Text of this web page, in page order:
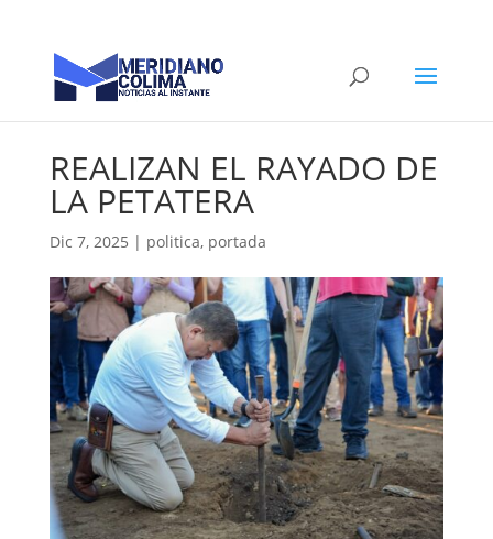
REALIZAN EL RAYADO DE
LA PETATERA
Dic 7, 2025 | politica, portada